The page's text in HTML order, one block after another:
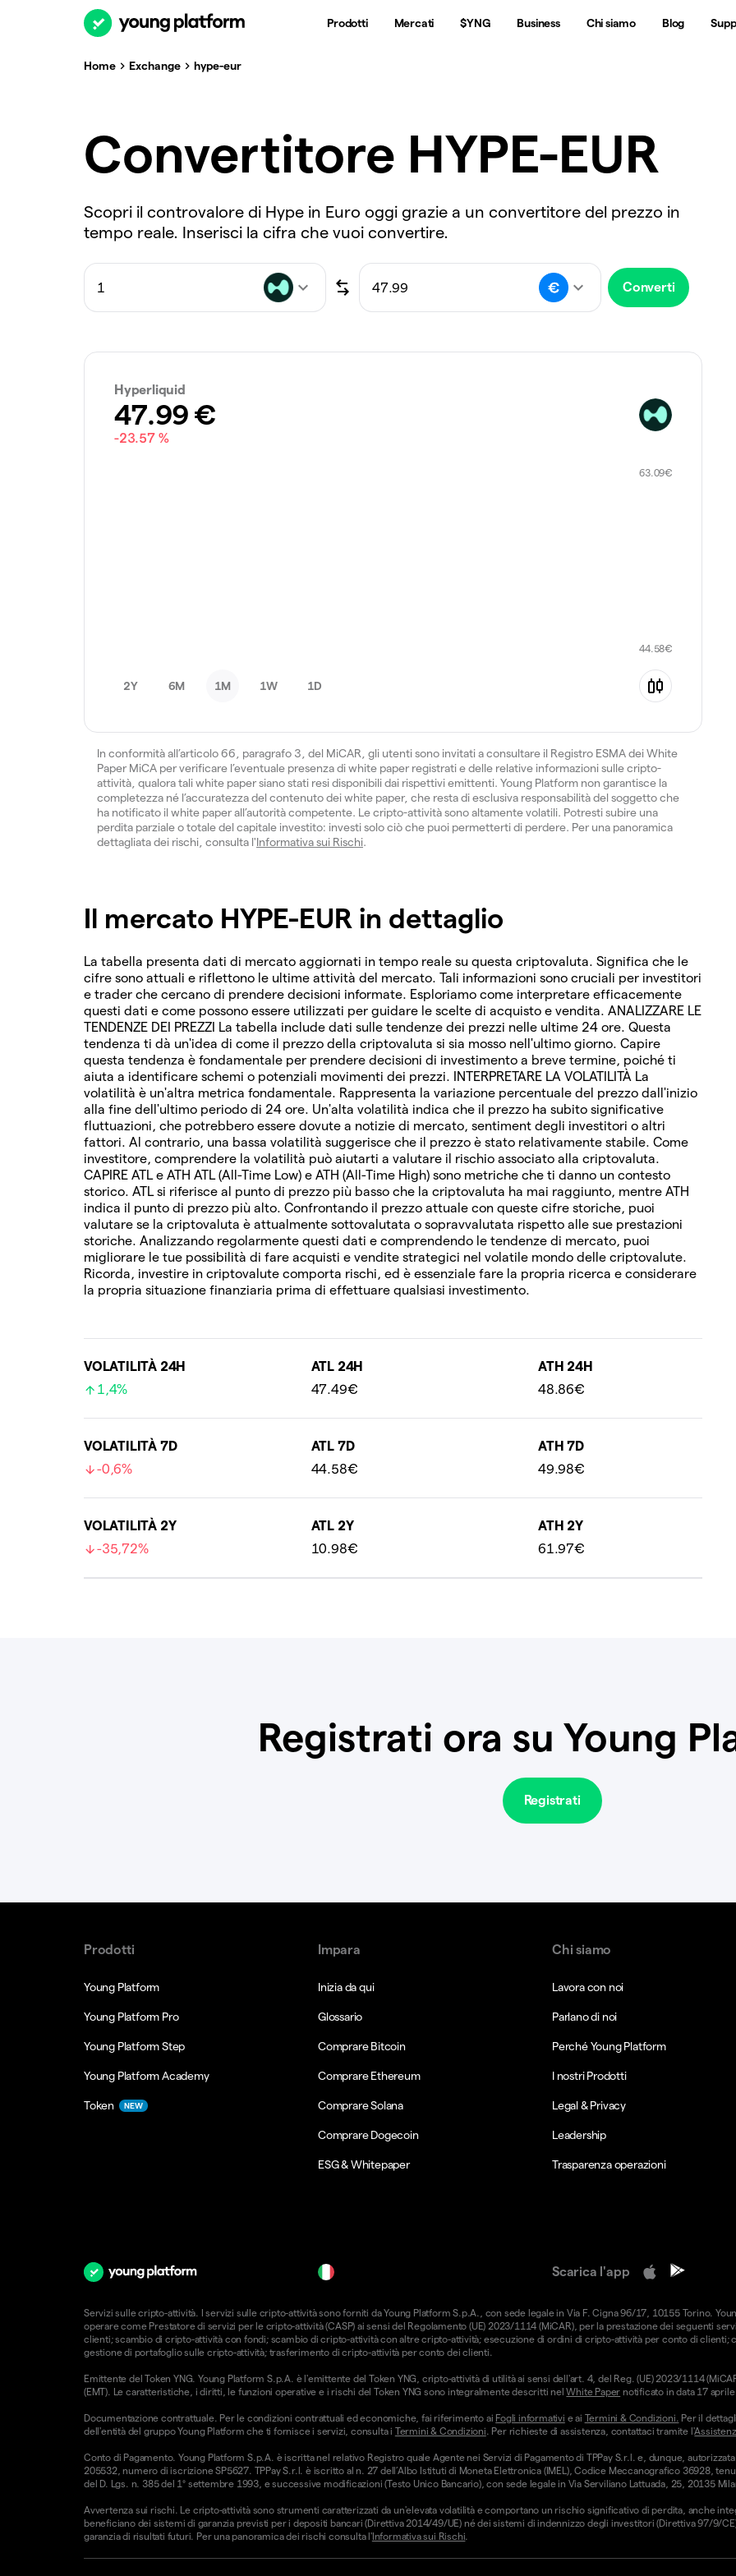
Prodotti Mercati $YNG Business Chi siamo Blog
Home Exchange hype-eur
Convertitore HYPE-EUR
Scopri il controvalore di Hype in Euro oggi grazie a un convertitore del prezzo in
tempo reale. Inserisci la cifra che vuoi convertire.
Converti
Hyperliquid
47.99 €
-23.57 %
63.09€
44.58€
2Y 6M 1M 1W 1D
In conformità all’articolo 66, paragrafo 3, del MiCAR, gli utenti sono invitati a consultare il Registro ESMA dei White
Paper MiCA per verificare l’eventuale presenza di white paper registrati e delle relative informazioni sulle cripto-
attività, qualora tali white paper siano stati resi disponibili dai rispettivi emittenti. Young Platform non garantisce la
completezza né l’accuratezza del contenuto dei white paper, che resta di esclusiva responsabilità del soggetto che
ha notificato il white paper all’autorità competente. Le cripto-attività sono altamente volatili. Potresti subire una
perdita parziale o totale del capitale investito: investi solo ciò che puoi permetterti di perdere. Per una panoramica
dettagliata dei rischi, consulta l'Informativa sui Rischi.
Il mercato HYPE-EUR in dettaglio
La tabella presenta dati di mercato aggiornati in tempo reale su questa criptovaluta. Significa che le
cifre sono attuali e riflettono le ultime attività del mercato. Tali informazioni sono cruciali per investitori
e trader che cercano di prendere decisioni informate. Esploriamo come interpretare efficacemente
questi dati e come possono essere utilizzati per guidare le scelte di acquisto e vendita. ANALIZZARE LE
TENDENZE DEI PREZZI La tabella include dati sulle tendenze dei prezzi nelle ultime 24 ore. Questa
tendenza ti dà un'idea di come il prezzo della criptovaluta si sia mosso nell'ultimo giorno. Capire
questa tendenza è fondamentale per prendere decisioni di investimento a breve termine, poiché ti
aiuta a identificare schemi o potenziali movimenti dei prezzi. INTERPRETARE LA VOLATILITÀ La
volatilità è un'altra metrica fondamentale. Rappresenta la variazione percentuale del prezzo dall'inizio
alla fine dell'ultimo periodo di 24 ore. Un'alta volatilità indica che il prezzo ha subito significative
fluttuazioni, che potrebbero essere dovute a notizie di mercato, sentiment degli investitori o altri
fattori. Al contrario, una bassa volatilità suggerisce che il prezzo è stato relativamente stabile. Come
investitore, comprendere la volatilità può aiutarti a valutare il rischio associato alla criptovaluta.
CAPIRE ATL e ATH ATL (All-Time Low) e ATH (All-Time High) sono metriche che ti danno un contesto
storico. ATL si riferisce al punto di prezzo più basso che la criptovaluta ha mai raggiunto, mentre ATH
indica il punto di prezzo più alto. Confrontando il prezzo attuale con queste cifre storiche, puoi
valutare se la criptovaluta è attualmente sottovalutata o sopravvalutata rispetto alle sue prestazioni
storiche. Analizzando regolarmente questi dati e comprendendo le tendenze di mercato, puoi
migliorare le tue possibilità di fare acquisti e vendite strategici nel volatile mondo delle criptovalute.
Ricorda, investire in criptovalute comporta rischi, ed è essenziale fare la propria ricerca e considerare
la propria situazione finanziaria prima di effettuare qualsiasi investimento.
VOLATILITÀ 24H
1,4%
ATL 24H
47.49€
ATH 24H
48.86€
VOLATILITÀ 7D
-0,6%
ATL 7D
44.58€
ATH 7D
49.98€
VOLATILITÀ 2Y
-35,72%
ATL 2Y
10.98€
ATH 2Y
61.97€
Registrati ora su Young
Registrati
Prodotti
Young Platform
Young Platform Pro
Young Platform Step
Young Platform Academy
Token NEW
Impara
Inizia da qui
Glossario
Comprare Bitcoin
Comprare Ethereum
Comprare Solana
Comprare Dogecoin
ESG & Whitepaper
Chi siamo
Lavora con noi
Parlano di noi
Perché Young Platform
I nostri Prodotti
Legal & Privacy
Leadership
Trasparenza operazioni
Scarica l'app
Servizi sulle cripto-attività. I servizi sulle cripto-attività sono forniti da Young Platform S.p.A., con sede legale in Via F. Cigna 96/17, 10155 Torino.
operare come Prestatore di servizi per le cripto-attività (CASP) ai sensi del Regolamento (UE) 2023/1114 (MiCAR), per la prestazione dei seguenti
clienti; scambio di cripto-attività con fondi; scambio di cripto-attività con altre cripto-attività; esecuzione di ordini di cripto-attività per conto di
gestione di portafoglio sulle cripto-attività; trasferimento di cripto-attività per conto dei clienti.
Emittente del Token YNG. Young Platform S.p.A. è l'emittente del Token YNG, cripto-attività di utilità ai sensi dell'art. 4, del Reg. (UE) 2023/1114
(EMT). Le caratteristiche, i diritti, le funzioni operative e i rischi del Token YNG sono integralmente descritti nelWhite Paper notificato in data 17 aprile
Documentazione contrattuale. Per le condizioni contrattuali ed economiche, fai riferimento ai Fogli informativi e ai Termini & Condizioni. Per il
dell'entità del gruppo Young Platform che ti fornisce i servizi, consulta i Termini & Condizioni. Per richieste di assistenza, contattaci tramite l'
Conto di Pagamento. Young Platform S.p.A. è iscritta nel relativo Registro quale Agente nei Servizi di Pagamento di TPPay S.r.l. e, dunque,
205532, numero di iscrizione SP5627. TPPay S.r.l. è iscritto al n. 27 dell’Albo Istituti di Moneta Elettronica (IMEL), Codice Meccanografico 36928,
del D. Lgs. n. 385 del 1° settembre 1993, e successive modificazioni (Testo Unico Bancario), con sede legale in Via Serviliano Lattuada, 25, 20135
Avvertenza sui rischi. Le cripto-attività sono strumenti caratterizzati da un'elevata volatilità e comportano un rischio significativo di perdita, anche
beneficiano dei sistemi di garanzia previsti per i depositi bancari (Direttiva 2014/49/UE) né dei sistemi di indennizzo degli investitori (Direttiva 97/9/
garanzia di risultati futuri. Per una panoramica dei rischi consulta l'Informativa sui Rischi.